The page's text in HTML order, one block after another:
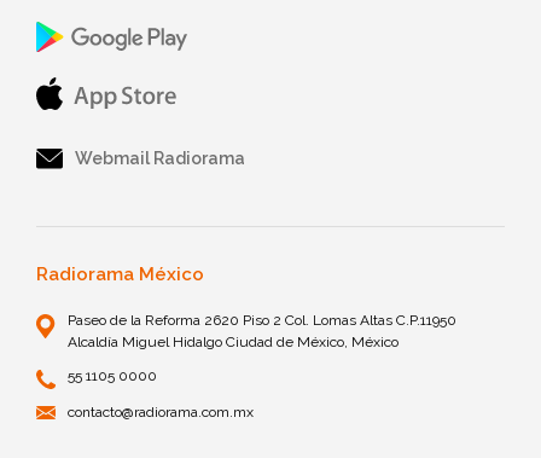
Webmail Radiorama
Radiorama México
Paseo de la Reforma 2620 Piso 2 Col. Lomas Altas C.P.11950
Alcaldía Miguel Hidalgo Ciudad de México, México
55 1105 0000
contacto@radiorama.com.mx